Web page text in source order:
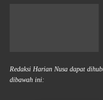
Redaksi Harian Nusa dapat
dibawah ini: